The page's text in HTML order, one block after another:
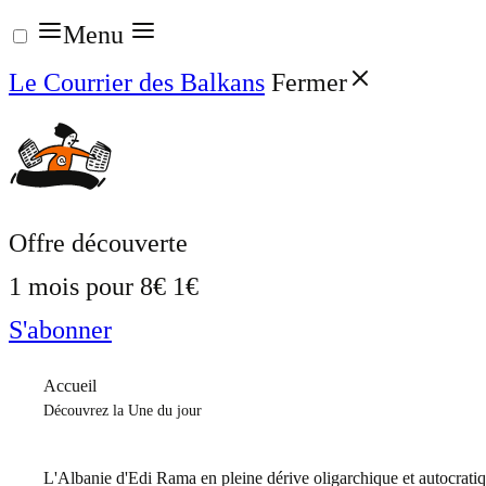
Aller
au
contenu
Menu
Le Courrier des Balkans Fermer
Offre découverte
1 mois pour 8€ 1€
S'abonner
Accueil
Découvrez la Une du jour
L'Albanie d'Edi Rama en pleine dérive oligarchique et